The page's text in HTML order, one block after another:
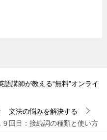
講師が教える“無料”オンライ
文法の悩みを解決する
回目：接続詞の種類と使い方